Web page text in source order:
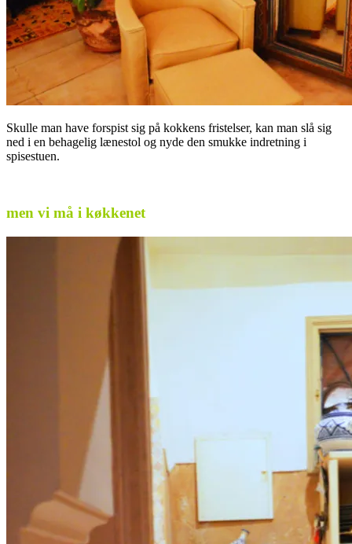
Skulle man have forspist sig på kokkens fristelser, kan man slå sig
ned i en behagelig lænestol og nyde den smukke indretning i
spisestuen.
men vi må i køkkenet